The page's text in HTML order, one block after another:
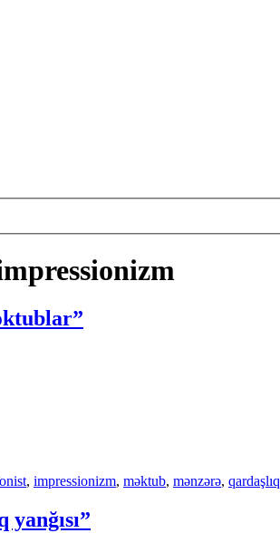
, impressionizm, məktub, mənzərə, qardaşlıq